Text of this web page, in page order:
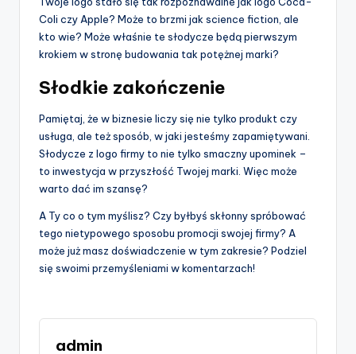
Coli czy Apple? Może to brzmi jak science fiction, ale
kto wie? Może właśnie te słodycze będą pierwszym
krokiem w stronę budowania tak potężnej marki?
Słodkie zakończenie
Pamiętaj, że w biznesie liczy się nie tylko produkt czy
usługa, ale też sposób, w jaki jesteśmy zapamiętywani.
Słodycze z logo firmy to nie tylko smaczny upominek –
to inwestycja w przyszłość Twojej marki. Więc może
warto dać im szansę?
A Ty co o tym myślisz? Czy byłbyś skłonny spróbować
tego nietypowego sposobu promocji swojej firmy? A
może już masz doświadczenie w tym zakresie? Podziel
się swoimi przemyśleniami w komentarzach!
admin